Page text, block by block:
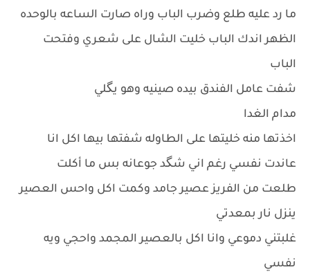
ما رد عليه طلع وضرب الباب وراه صارت الساعه بالوحده
الظهر اندك الباب خليت الشال على شعري وفتحت
الباب
شفت عامل الفندق بيده صينيه وهو يگلي
مدام الغدا
اخذتها منه خليتها على الطاوله شفتها بيها اكل انا
عاندت نفسي رغم اني شگد جوعانه بس ما أكلت
طلعت من الفريز عصير جامد وكمت اكل واحس العصير
ينزل نار بمعدتي
غلبتني دموعي وانا اكل بالعصير المجمد واحجي ويه
نفسي